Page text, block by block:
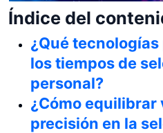
Índice del
¿Qué
los tiempos de
personal?
¿Cómo equilibrar
precisión en la